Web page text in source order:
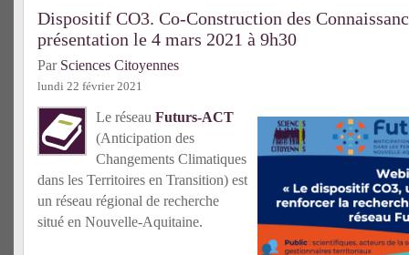
Dispositif CO3. Co-Construction des
présentation le 4 mars 2021 à 9h30
Par Sciences Citoyennes
lundi 22 février 2021
Le réseau Futurs-ACT
(Anticipation des
Changements Climatiques
dans les Territoires en Transition) est
un réseau régional de recherche
situé en Nouvelle-Aquitaine.